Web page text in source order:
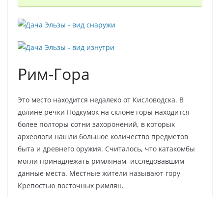
Рим-Гора
Это место находится недалеко от Кисловодска. В
долине речки Подкумок на склоне горы находится
более полторы сотни захоронений, в которых
археологи нашли большое количество предметов
быта и древнего оружия. Считалось, что катакомбы
могли принадлежать римлянам, исследовавшим
данные места. Местные жители называют гору
Крепостью восточных римлян.